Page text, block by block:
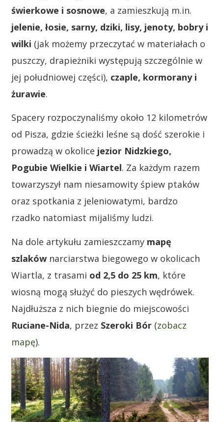
świerkowe i sosnowe, a zamieszkują m.in.
jelenie, łosie, sarny, dziki, lisy, jenoty, bobry i
wilki (jak możemy przeczytać w materiałach o
puszczy, drapieżniki występują szczególnie w
jej południowej części), czaple, kormorany i
żurawie.
Spacery rozpoczynaliśmy około 12 kilometrów
od Pisza, gdzie ścieżki leśne są dość szerokie i
prowadzą w okolice jezior Nidzkiego,
Pogubie Wielkie i Wiartel. Za każdym razem
towarzyszył nam niesamowity śpiew ptaków
oraz spotkania z jeleniowatymi, bardzo
rzadko natomiast mijaliśmy ludzi.
Na dole artykułu zamieszczamy mapę
szlakównarciarstwa biegowego w okolicach
Wiartla, z trasami od 2,5 do 25 km, które
wiosną mogą służyć do pieszych wędrówek.
Najdłuższa z nich biegnie do miejscowości
Ruciane-Nida, przez Szeroki Bór(zobacz
mapę).